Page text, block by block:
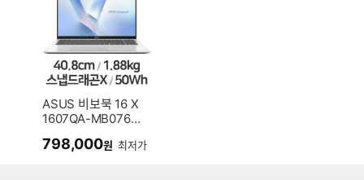
ASUS 비보북 16 X
1607QA-MB076W
798,000원 최저가